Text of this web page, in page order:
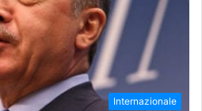
Internazionale